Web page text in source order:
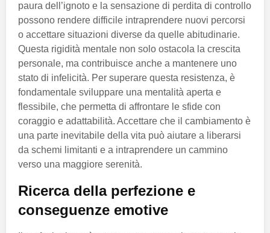
paura dell’ignoto e la sensazione di perdita di controllo
possono rendere difficile intraprendere nuovi percorsi
o accettare situazioni diverse da quelle abitudinarie.
Questa rigidità mentale non solo ostacola la crescita
personale, ma contribuisce anche a mantenere uno
stato di infelicità. Per superare questa resistenza, è
fondamentale sviluppare una mentalità aperta e
flessibile, che permetta di affrontare le sfide con
coraggio e adattabilità. Accettare che il cambiamento è
una parte inevitabile della vita può aiutare a liberarsi
da schemi limitanti e a intraprendere un cammino
verso una maggiore serenità.
Ricerca della perfezione e
conseguenze emotive